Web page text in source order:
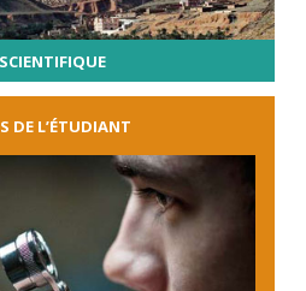
DE L’ÉTUDIANT